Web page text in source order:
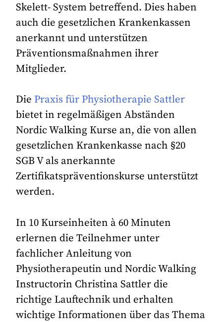
Skelett- System betreffend. Dies haben
auch die gesetzlichen Krankenkassen
anerkannt und unterstützen
Präventionsmaßnahmen ihrer
Mitglieder.
Die Praxis für Physiotherapie Sattler
bietet in regelmäßigen Abständen
Nordic Walking Kurse an, die von allen
gesetzlichen Krankenkasse nach §20
SGB V als anerkannte
Zertifikatspräventionskurse unterstützt
werden.
In 10 Kurseinheiten à 60 Minuten
erlernen die Teilnehmer unter
fachlicher Anleitung von
Physiotherapeutin und Nordic Walking
Instructorin Christina Sattler die
richtige Lauftechnik und erhalten
wichtige Informationen über das Thema